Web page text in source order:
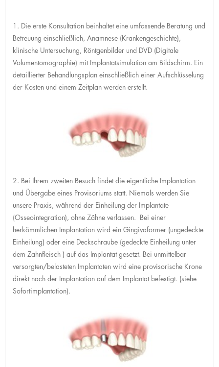
1. Die erste Konsultation beinhaltet eine umfassende Beratung und
Betreuung einschließlich, Anamnese (Krankengeschichte),
klinische Untersuchung, Röntgenbilder und DVD (Digitale
Volumentomographie) mit Implantatsimulation am Bildschirm. Ein
detaillierter Behandlungsplan einschließlich einer Aufschlüsselung
der Kosten und einem Zeitplan werden erstellt.
2. Bei Ihrem zweiten Besuch findet die eigentliche Implantation
und Übergabe eines Provisoriums statt. Niemals werden Sie
unsere Praxis, während der Einheilung der Implantate
(Osseointegration), ohne Zähne verlassen. Bei einer
herkömmlichen Implantation wird ein Gingivaformer (ungedeckte
Einheilung) oder eine Deckschraube (gedeckte Einheilung unter
dem Zahnfleisch ) auf das Implantat gesetzt. Bei unmittelbar
versorgten/belasteten Implantaten wird eine provisorische Krone
direkt nach der Implantation auf dem Implantat befestigt. (siehe
Sofortimplantation).